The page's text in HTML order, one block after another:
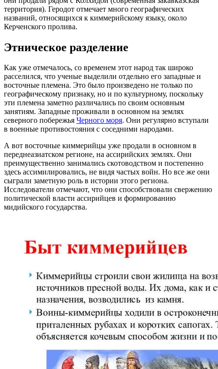
территория). Геродот отмечает много географических
названий, относящихся к киммерийскому языку, около
Керченского пролива.
Этническое разделение
Как уже отмечалось, со временем этот народ так широко
расселился, что ученые выделили отдельно его западные и
восточные племена. Это было произведено не только по
географическому признаку, но и по культурному, поскольку
эти племена заметно различались по своим основным
занятиям. Западные проживали в основном на землях
северного побережья Черного моря. Они регулярно вступали
в военные противостояния с соседними народами.
А вот восточные киммерийцы уже продали в основном в
переднеазиатском регионе, на ассирийских землях. Они
преимущественно занимались скотоводством и постепенно
здесь ассимилировались, не видя частых войн. Но все же они
сыграли заметную роль в истории этого региона.
Исследователи отмечают, что они способствовали свержению
политической власти ассирийцев и формированию
мидийского государства.